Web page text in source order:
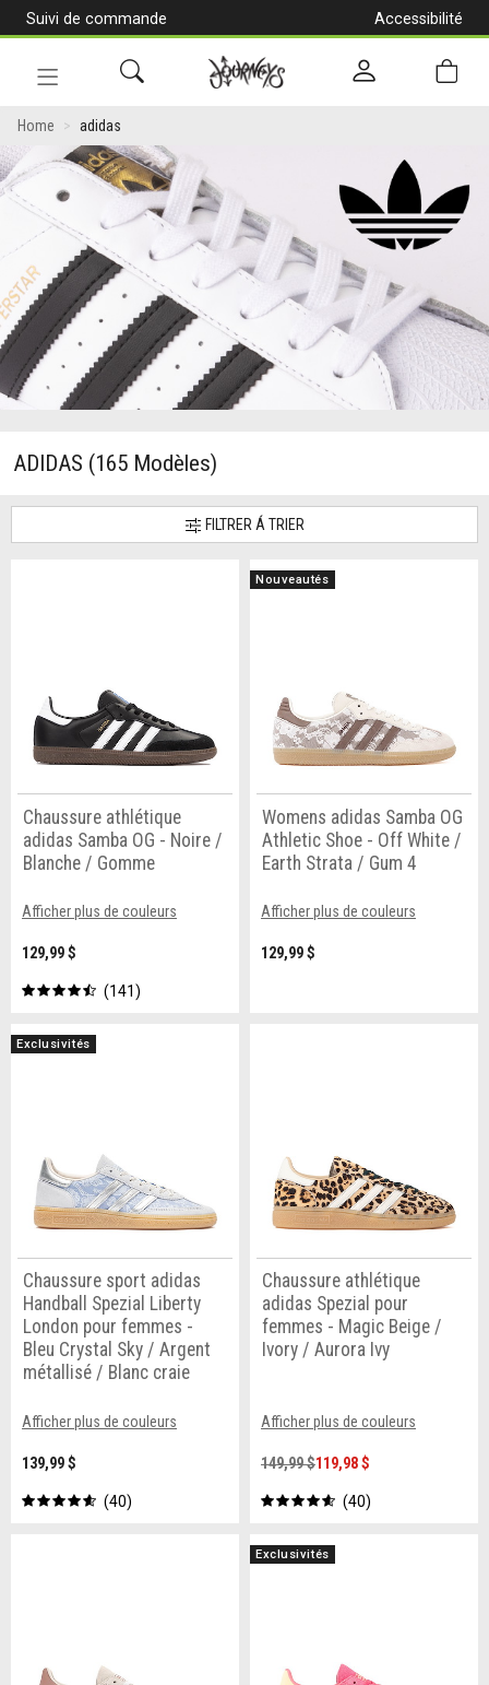
Suivi de commande
Accessibilité
en
alternance
Home adidas
ADIDAS (165 Modèles)
FILTRER Á TRIER
Chaussure athlétique
adidas Samba OG - Noire /
Blanche / Gomme
Afficher plus de couleurs
129,99 $
141
Nouveautés
Womens adidas Samba OG
Athletic Shoe - Off White /
Earth Strata / Gum 4
Afficher plus de couleurs
129,99 $
Exclusivités
Chaussure sport adidas
Handball Spezial Liberty
London pour femmes -
Bleu Crystal Sky / Argent
métallisé / Blanc craie
Afficher plus de couleurs
139,99 $
40
Chaussure athlétique
adidas Spezial pour
femmes - Magic Beige /
Ivory / Aurora Ivy
Afficher plus de couleurs
149,99 $119,98 $
40
Exclusivités